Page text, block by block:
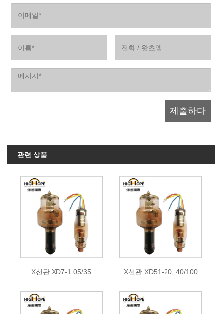
관련 상품
X선관 XD7-1.05/35 X선관 XD51-20, 40/100